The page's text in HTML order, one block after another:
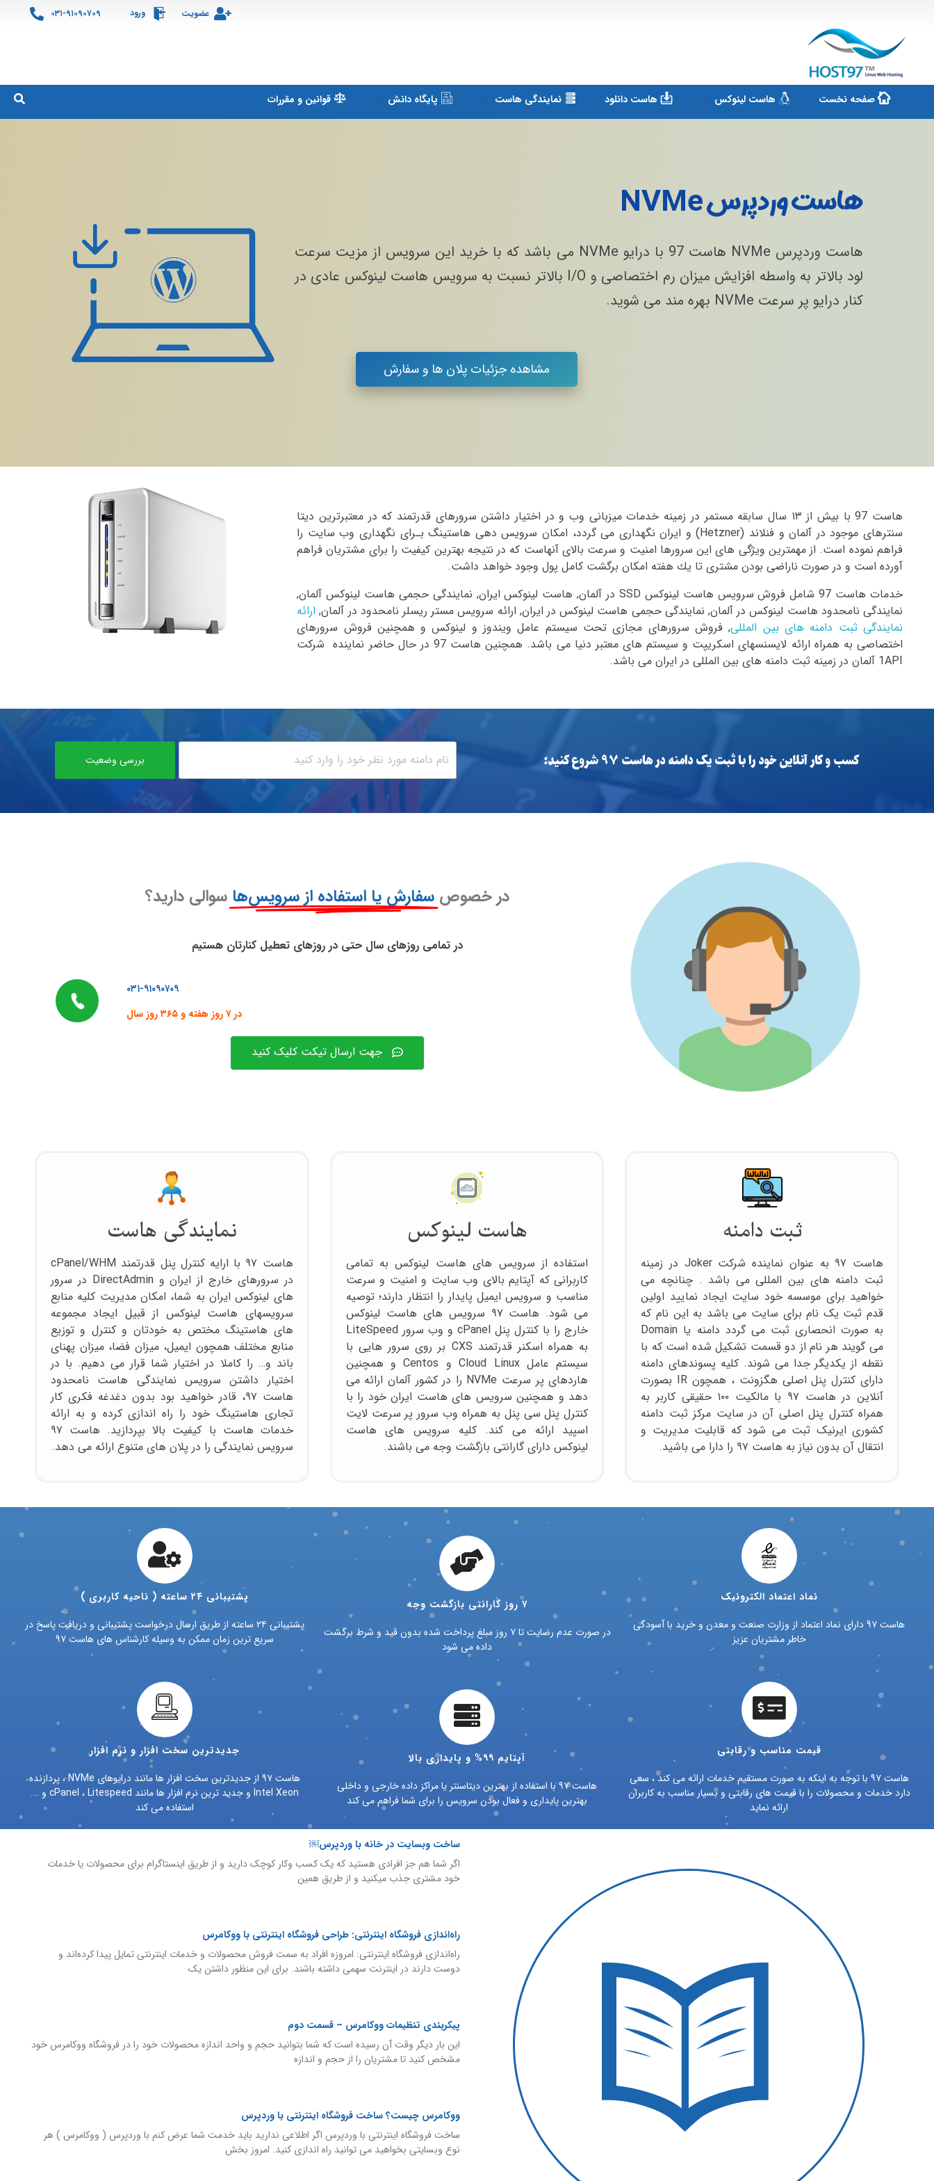
عضویت ورود ۰۳۱-۹۱۰۹۰۷۰۹
هاست ۹۷ارائه سرویس هاست لینوکس و ثبت دامنه
صفحه نخست هاست لینوکس هاست دانلود نمایندگی هاست پایگاه دانش قوانین و مقررات
هاست وردپرس NVMe
هاست وردپرس NVMe هاست 97 با درایو NVMe می باشد که با خرید این سرویس از مزیت سرعت
لود بالاتر به واسطه افزایش میزان رم اختصاصی و I/O بالاتر نسبت به سرویس هاست لینوکس عادی در
کنار درایو پر سرعت NVMe بهره مند می شوید.
مشاهده جزئیات پلان ها و سفارش
هاست 97 با بیش از ۱۳ سال سابقه مستمر در زمینه خدمات میزبانی وب و در اختیار داشتن سرورهای قدرتمند كه در معتبرترین دیتا
سنترهای موجود در آلمان و فنلاند (Hetzner) و ایران نگهداری می گردد، امكان سرویس دهی هاستینگ بـرای نگهداری وب سایت را
فراهم نموده است. از مهمترین ویژگی های این سرورها امنیت و سرعت بالای آنهاست كه در نتیجه بهترین كیفیت را برای مشتریان فراهم
آورده است و در صورت ناراضی بودن مشتری تا یك هفته امكان برگشت كامل پول وجود خواهد داشت.
خدمات هاست 97 شامل فروش سرویس هاست لینوکس SSD در آلمان, هاست لینوکس ایران, نمایندگی حجمی هاست لینوکس آلمان,
نمایندگی نامحدود هاست لینوکس در آلمان, نمایندگی حجمی هاست لینوکس در ایران, ارائه سرویس مستر ریسلر نامحدود در آلمان, ارائه
نمایندگی ثبت دامنه های بین المللی, فروش سرورهای مجازی تحت سیستم عامل ویندوز و لینوکس و همچنین فروش سرورهای
اختصاصی به همراه ارائه لایسنسهای اسکریپت و سیستم های معتبر دنیا می باشد. همچنین هاست 97 در حال حاضر نماینده شرکت
1API آلمان در زمینه ثبت دامنه های بین المللی در ایران می باشد.
کسب و کار آنلاین خود را با ثبت یک دامنه در هاست ۹۷ شروع کنید:
در خصوص سفارش یا استفاده از سرویس‌ها سوالی دارید؟
در تمامی روز‌های سال حتی در روزهای تعطیل کنارتان هستیم
۰۳۱-۹۱۰۹۰۷۰۹
در ۷ روز هفته و ۳۶۵ روز سال
جهت ارسال تیکت کلیک کنید
ثبت دامنه
هاست ۹۷ به عنوان نماینده شرکت Joker در زمینه
ثبت دامنه های بین المللی می باشد . چنانچه می
خواهید برای موسسه خود سایت ایجاد نمایید اولین
قدم ثبت یک نام برای سایت می باشد به این نام که
به صورت انحصاری ثبت می گردد دامنه یا Domain
می گویند هر نام از دو قسمت تشکیل شده است که با
نقطه از یکدیگر جدا می شوند. کلیه پسوندهای دامنه
دارای کنترل پنل اصلی هگزونت ، همچون IR بصورت
آنلاین در هاست ۹۷ با مالکیت ۱۰۰ حقیقی کاربر به
همراه کنترل پنل اصلی آن در سایت مرکز ثبت دامنه
کشوری ایرنیک ثبت می شود که قابلیت مدیریت و
انتقال آن بدون نیاز به هاست ۹۷ را دارا می باشید.
هاست لینوکس
استفاده از سرویس های هاست لینوکس به تمامی
کاربرانی که آپتایم بالای وب سایت و امنیت و سرعت
مناسب و سرویس ایمیل پایدار را انتظار دارند؛ توصیه
می شود. هاست ۹۷ سرویس های هاست لینوکس
خارج را با کنترل پنل cPanel و وب سرور LiteSpeed
به همراه اسکنر قدرتمند CXS بر روی سرور هایی با
سیستم عامل Cloud Linux و Centos و همچنین
هاردهای پر سرعت NVMe را در کشور آلمان ارائه می
دهد و همچنین سرویس های هاست ایران خود را با
کنترل پنل سی پنل به همراه وب سرور پر سرعت لایت
اسپید ارائه می کند. کلیه سرویس های هاست
لینوکس دارای گارانتی بازگشت وجه می باشند.
نمایندگی هاست
هاست ۹۷ با ارایه کنترل پنل قدرتمند cPanel/WHM
در سرورهای خارج از ایران و DirectAdmin در سرور
های لینوکس ایران به شما، امکان مدیریت کلیه منابع
سرویسهای هاست لینوکس از قبیل ایجاد مجموعه
های هاستینگ مختص به خودتان و کنترل و توزیع
منابع مختلف همچون ایمیل، میزان فضا، میزان پهنای
باند و… را کاملا در اختیار شما قرار می دهیم. با در
اختیار داشتن سرویس نمایندگی هاست نامحدود
هاست ۹۷، قادر خواهید بود بدون دغدغه فکری کار
تجاری هاستینگ خود را راه اندازی کرده و به ارائه
خدمات هاست با کیفیت بالا بپردازید. هاست ۹۷
سرویس نمایندگی را در پلان های متنوع ارائه می دهد.
نماد اعتماد الکترونیک
هاست ۹۷ دارای نماد اعتماد از وزارت صنعت و معدن و خرید با آسودگی
خاطر مشتریان عزیز
قیمت مناسب و رقابتی
هاست ۹۷ با توجه به اینکه به صورت مستقیم خدمات ارائه می کند ، سعی
دارد خدمات و محصولات را با قیمت های رقابتی و بسیار مناسب به کاربران
ارائه نماید
۷ روز گارانتی بازگشت وجه
در صورت عدم رضایت تا ۷ روز مبلغ پرداخت شده بدون قید و شرط برگشت
داده می شود
آپتایم ۹۹% و پایداری بالا
هاست ۹۷ با استفاده از بهترین دیتاسنتر یا مراکز داده خارجی و داخلی
بهترین پایداری و فعال بودن سرویس را برای شما فراهم می کند
پشتیبانی ۲۴ ساعته ( ناحیه کاربری )
پشتیبانی ۲۴ ساعته از طریق ارسال درخواست پشتیبانی و دریافت پاسخ در
سریع ترین زمان ممکن به وسیله کارشناس های هاست ۹۷
جدیدترین سخت افزار و نرم افزار
هاست ۹۷ از جدیدترین سخت افزار ها مانند درایوهای NVMe ، پردازنده
Intel Xeon و جدید ترین نرم افزار ها مانند cPanel ، Litespeed و ...
استفاده می کند
ساخت وبسایت در خانه با وردپرس￼
اگر شما هم جز افرادی هستید که یک کسب وکار کوچک دارید و از طریق اینستاگرام برای محصولات یا خدمات
خود مشتری جذب میکنید و از طریق همین
راه‌اندازی فروشگاه اینترنتی: طراحی فروشگاه اینترنتی با ووکامرس
راه‌اندازی فروشگاه اینترنتی: امروزه افراد به سمت فروش محصولات و خدمات اینترنتی تمایل پیدا کرده‌اند و
دوست دارند در اینترنت سهمی داشته باشند. برای این منظور داشتن یک
پیکربندی تنظیمات ووکامرس – قسمت دوم
این بار دیگر وقت آن رسیده است که شما بتوانید حجم و واحد اندازه محصولات خود را در فروشگاه ووکامرس خود
مشخص کنید تا مشتریان را از حجم و اندازه
ووکامرس چیست؟ ساخت فروشگاه اینترنتی با وردپرس
ساخت فروشگاه اینترنتی با وردپرس اگر اطلاعی ندارید باید خدمت شما عرض کنم با وردپرس ( ووکامرس ) هر
نوع وبسایتی بخواهید می توانید راه اندازی کنید. امروز بخش